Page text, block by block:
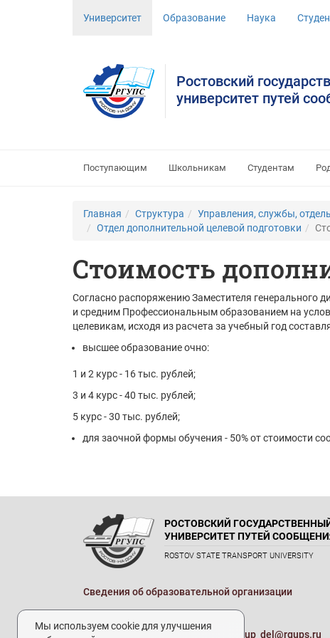
Университет Образование Наука
Ростовский
университет путей
Поступающим Школьникам Студентам
Главная Структура Управления, службы,
Отдел дополнительной целевой подготовки
Стоимость
Согласно распоряжению Заместителя
и средним Профессиональным образованием на
целевикам, исходя из расчета за учебный год
высшее образование очно:
1 и 2 курс - 16 тыс. рублей;
3 и 4 курс - 40 тыс. рублей;
5 курс - 30 тыс. рублей;
для заочной формы обучения - 50% от стоимости
РОСТОВСКИЙ
УНИВЕРСИТЕТ ПУТЕЙ
ROSTOV STATE TRANSPORT UNIVERSITY
Сведения об образовательной организации
Реквизиты
Электронная почта университета: up_del@rgups.ru
Мы используем cookie для улучшения